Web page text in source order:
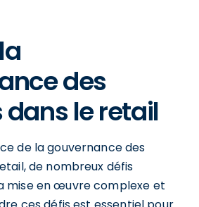
des
le retail
de la gouvernance des
de nombreux défis
mise en œuvre complexe et